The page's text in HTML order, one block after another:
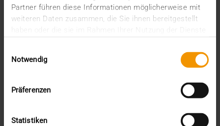
Partner führen diese Informationen möglicherweise mit
weiteren Daten zusammen, die Sie ihnen bereitgestellt
Notwendig
Präferenzen
Statistiken
Pour les systèmes d'exploitation Windows